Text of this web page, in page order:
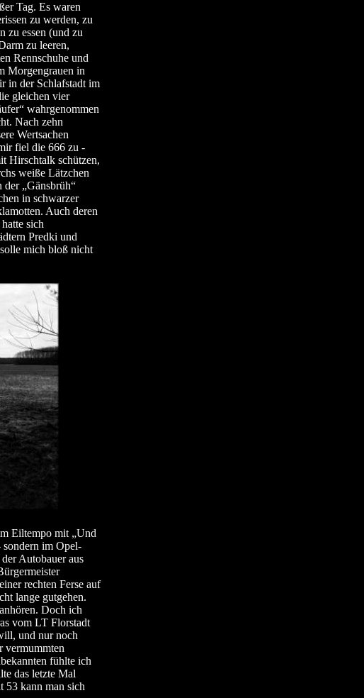
Tag. Es waren
zu werden, zu
zu essen (und zu
zu leeren,
Rennschuhe und
Morgengrauen in
in der Schlafstadt im
gleichen vier
wahrgenommen
Nach zehn
Wertsachen
fiel die 666 zu -
Hirschtalk schützen,
weiße Lätzchen
der „Gänsbrüh“
in schwarzer
Auch deren
sich
Predki und
mich bloß nicht
Eiltempo mit „Und
im Opel-
Autobauer aus
rechten Ferse auf
lange gutgehen.
Doch ich
vom LT Florstadt
und nur noch
vermummten
fühlte ich
das letzte Mal
53 kann man sich